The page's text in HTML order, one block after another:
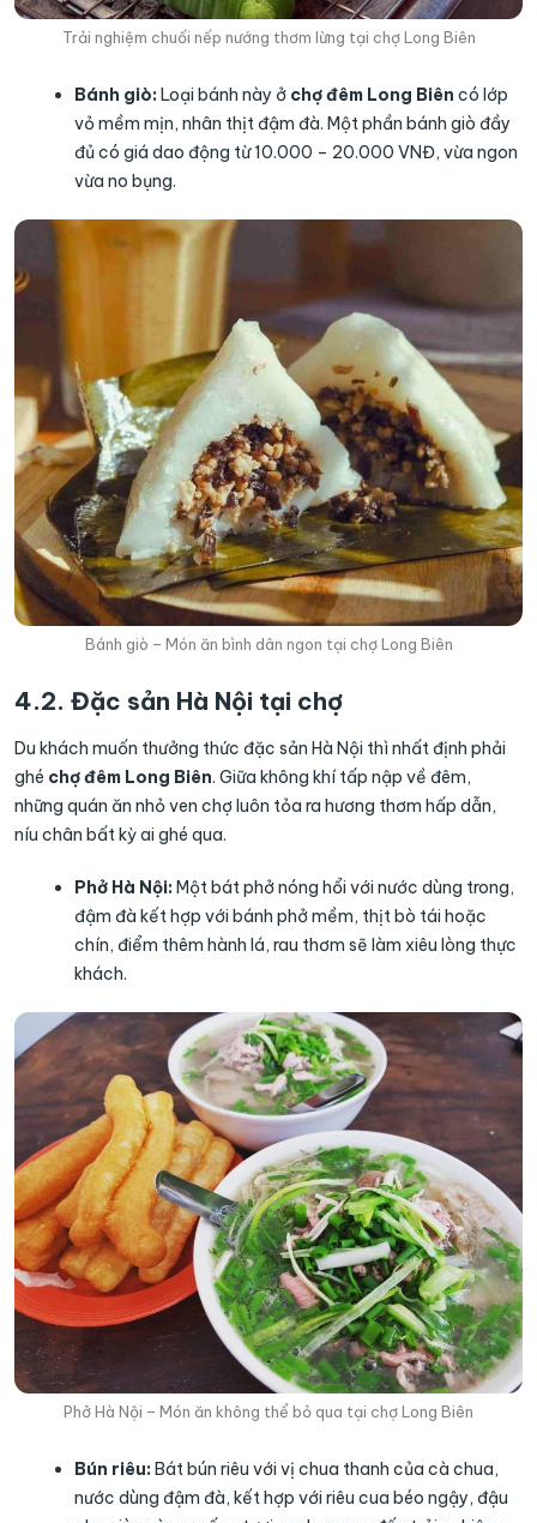
Trải nghiệm chuối nếp nướng thơm lừng tại chợ Long Biên
Bánh giò: Loại bánh này ở chợ đêm Long Biêncó lớp
vỏ mềm mịn, nhân thịt đậm đà. Một phần bánh giò đầy
đủ có giá dao động từ 10.000 – 20.000 VNĐ, vừa ngon
vừa no bụng.
Bánh giò – Món ăn bình dân ngon tại chợ Long Biên
4.2. Đặc sản Hà Nội tại chợ
Du khách muốn thưởng thức đặc sản Hà Nội thì nhất định phải
ghé chợ đêm Long Biên. Giữa không khí tấp nập về đêm,
những quán ăn nhỏ ven chợ luôn tỏa ra hương thơm hấp dẫn,
níu chân bất kỳ ai ghé qua.
Phở Hà Nội: Một bát phở nóng hổi với nước dùng trong,
đậm đà kết hợp với bánh phở mềm, thịt bò tái hoặc
chín, điểm thêm hành lá, rau thơm sẽ làm xiêu lòng thực
khách.
Phở Hà Nội – Món ăn không thể bỏ qua tại chợ Long Biên
Bún riêu: Bát bún riêu với vị chua thanh của cà chua,
nước dùng đậm đà, kết hợp với riêu cua béo ngậy, đậu